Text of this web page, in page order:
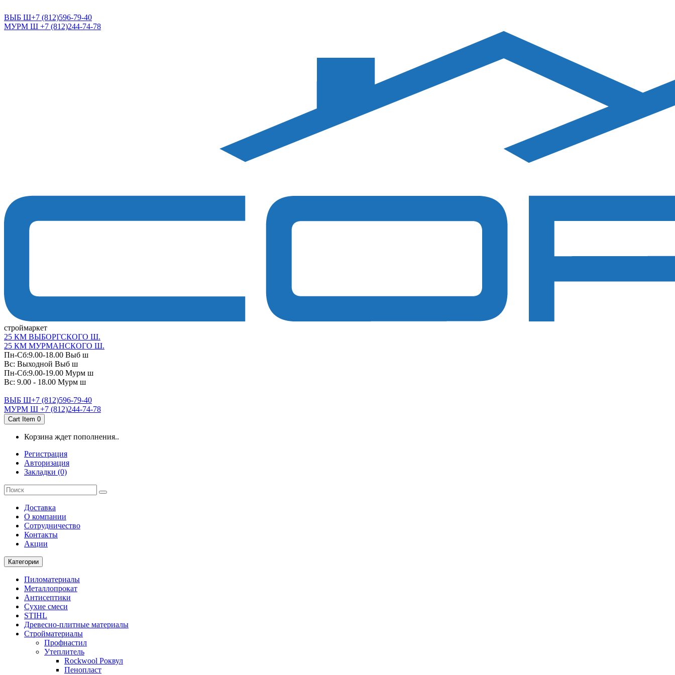
ВЫБ Ш+7 (812)596-79-40
МУРМ Ш +7 (812)244-74-78
cтроймаркет
25 КМ ВЫБОРГСКОГО Ш.
25 КМ МУРМАНСКОГО Ш.
Пн-Сб:9.00-18.00 Выб ш
Вс: Выходной Выб ш
Пн-Сб:9.00-19.00 Мурм ш
Вс: 9.00 - 18.00 Мурм ш
ВЫБ Ш+7 (812)596-79-40
МУРМ Ш +7 (812)244-74-78
Cart Item 0
Корзина ждет пополнения..
Регистрация
Авторизация
Закладки (0)
Доставка
О компании
Cотрудничество
Контакты
Акции
Категории
Пиломатериалы
Металлопрокат
Антисептики
Сухие смеси
STIHL
Древесно-плитные материалы
Стройматериалы
Профнастил
Утеплитель
Rockwool Роквул
Пенопласт